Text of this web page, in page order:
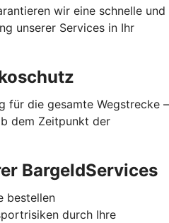
wir eine schnelle und
unserer Services in Ihr
für die gesamte Wegstrecke –
dem Zeitpunkt der
BargeldServices
bestellen
durch Ihre